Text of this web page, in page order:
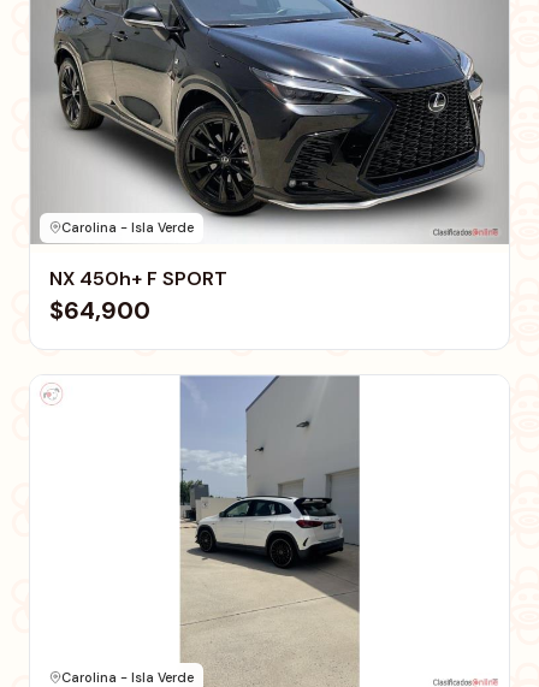
Carolina - Isla Verde
NX 450h+ F SPORT
$64,900
Carolina - Isla Verde